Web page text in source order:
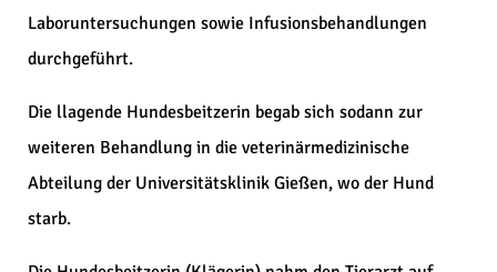
Laboruntersuchungen sowie Infusionsbehandlungen
durchgeführt.
Die llagende Hundesbeitzerin begab sich sodann zur
weiteren Behandlung in die veterinärmedizinische
Abteilung der Universitätsklinik Gießen, wo der Hund
starb.